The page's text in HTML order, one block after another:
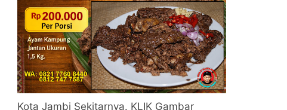
Kota Jambi Sekitarnya. KLIK Gambar